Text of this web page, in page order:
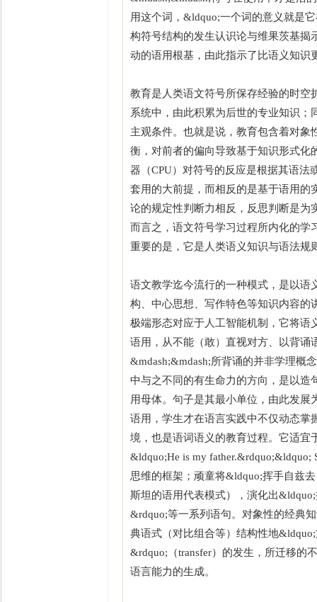
用这个词，&ldquo;一个词的意义就是
构符号结构的发生认识论与维果茨基揭
动的语用根基，由此指示了比语义知识
教育是人类语文符号所保存经验的时空
系统中，由此积累为后世的专业知识
主观条件。也就是说，教育包含着对
衡，对前者的偏向导致基于知识形式化
器（CPU）对符号的反应是根据其语
套用的大前提，而相反的是基于语用的
论的规定性判断力相反，反思判断是为
而言之，语文符号学习过程所内化的学
重要的是，它是人类语义知识与语法规
语文教学迄今流行的一种模式，是以语
构、中心思想、写作特色等知识内容的
极端形态对应于人工智能机制，它将语
语用，从不能（敢）直视对方、以背
&mdash;&mdash;所背诵的并非学理概
中与之不同的有生命力的方向，是以造
用母体。句子是其最小单位，由此发
语用，学生才在语言实践中不仅动态掌
境，也是语词语义的教育过程。它适宜
&ldquo;He is my father.&rdquo;&ldquo;
思维的框架；顽童将&ldquo;挥手自兹
斯坦的语用代表模式），演化出
&rdquo;等一系列语句。对象性的经典
典语式（对比组合等）结构性地
&rdquo;（transfer）的发生，所迁移的
语言能力的生成。